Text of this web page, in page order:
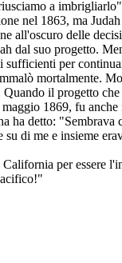
a
nel 1863, ma
all'oscuro delle
dal suo progetto.
sufficienti per
mortalmente.
il progetto
1869, fu
ha detto: "Sembrava
su di me e insieme
per essere